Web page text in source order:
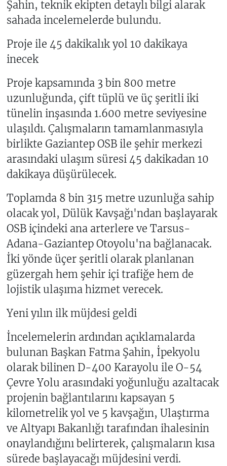
Şahin, teknik ekipten detaylı bilgi alarak
sahada incelemelerde bulundu.
Proje ile 45 dakikalık yol 10 dakikaya
inecek
Proje kapsamında 3 bin 800 metre
uzunluğunda, çift tüplü ve üç şeritli iki
tünelin inşasında 1.600 metre seviyesine
ulaşıldı. Çalışmaların tamamlanmasıyla
birlikte Gaziantep OSB ile şehir merkezi
arasındaki ulaşım süresi 45 dakikadan 10
dakikaya düşürülecek.
Toplamda 8 bin 315 metre uzunluğa sahip
olacak yol, Dülük Kavşağı'ndan başlayarak
OSB içindeki ana arterlere ve Tarsus-
Adana-Gaziantep Otoyolu'na bağlanacak.
İki yönde üçer şeritli olarak planlanan
güzergah hem şehir içi trafiğe hem de
lojistik ulaşıma hizmet verecek.
Yeni yılın ilk müjdesi geldi
İncelemelerin ardından açıklamalarda
bulunan Başkan Fatma Şahin, İpekyolu
olarak bilinen D-400 Karayolu ile O-54
Çevre Yolu arasındaki yoğunluğu azaltacak
projenin bağlantılarını kapsayan 5
kilometrelik yol ve 5 kavşağın, Ulaştırma
ve Altyapı Bakanlığı tarafından ihalesinin
onaylandığını belirterek, çalışmaların kısa
sürede başlayacağı müjdesini verdi.